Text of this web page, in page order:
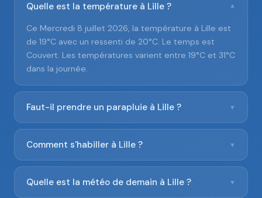
Quelle est la température à Lille ? ▼
Ce Mercredi 8 juillet 2026, la température à Lille est
de 19°C avec un ressenti de 20°C. Le temps est
Couvert. Les températures varient entre 19°C et 31°C
dans la journée.
Faut-il prendre un parapluie à Lille ? ▼
Comment s'habiller à Lille ? ▼
Quelle est la météo de demain à Lille ? ▼